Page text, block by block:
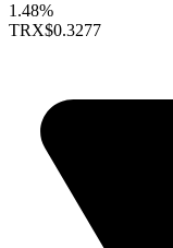
1.48%
TRX$0.3277